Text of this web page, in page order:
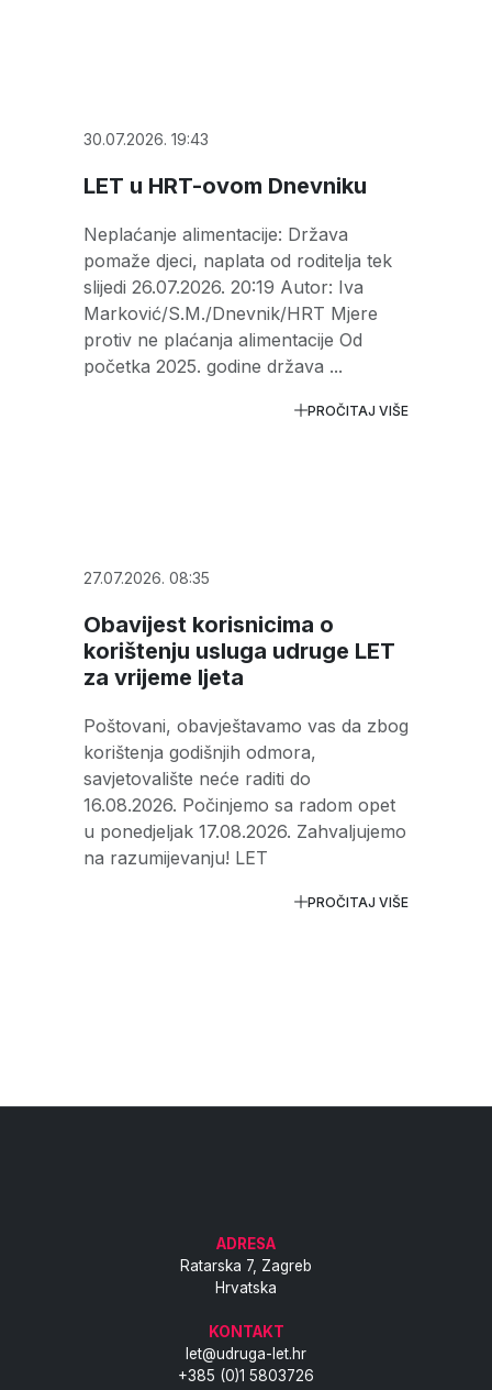
30.07.2026. 19:43
LET u HRT-ovom Dnevniku
Neplaćanje alimentacije: Država
pomaže djeci, naplata od roditelja tek
slijedi 26.07.2026. 20:19 Autor: Iva
Marković/S.M./Dnevnik/HRT Mjere
protiv ne plaćanja alimentacije Od
početka 2025. godine država ...
PROČITAJ VIŠE
27.07.2026. 08:35
Obavijest korisnicima o
korištenju usluga udruge LET
za vrijeme ljeta
Poštovani, obavještavamo vas da zbog
korištenja godišnjih odmora,
savjetovalište neće raditi do
16.08.2026. Počinjemo sa radom opet
u ponedjeljak 17.08.2026. Zahvaljujemo
na razumijevanju! LET
PROČITAJ VIŠE
ADRESA
Ratarska 7, Zagreb
Hrvatska
KONTAKT
let@udruga-let.hr
+385 (0)1 5803726